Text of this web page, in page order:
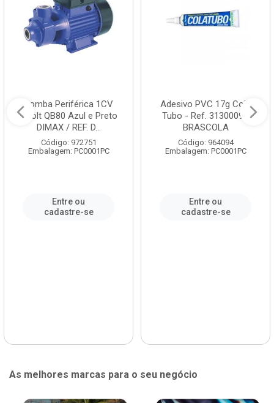
Bomba Periférica 1CV
Bivolt QB80 Azul e Preto
DIMAX / REF. D...
Código: 972751
Embalagem: PC0001PC
Entre ou
cadastre-se
Adesivo PVC 17g Cola
Tubo - Ref. 3130009 -
BRASCOLA
Código: 964094
Embalagem: PC0001PC
Entre ou
cadastre-se
As melhores marcas para o seu negócio